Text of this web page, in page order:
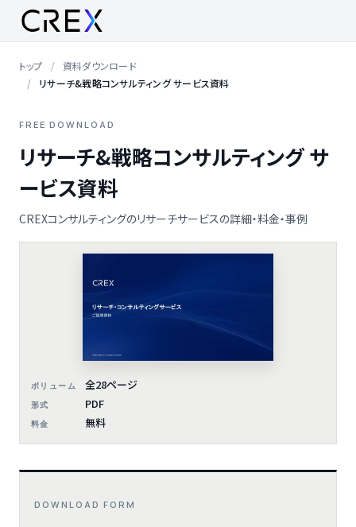
トップ
資料ダウンロード
リサーチ&戦略コンサルティング サービス資料
FREE DOWNLOAD
リサーチ&戦略コンサルティング サ
ービス資料
CREXコンサルティングのリサーチサービスの詳細・料金・事例
ボリューム 全28ページ
形式 PDF
料金 無料
DOWNLOAD FORM